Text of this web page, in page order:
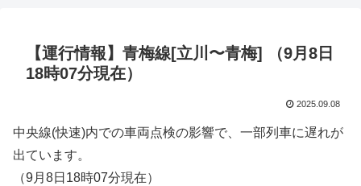
【運行情報】青梅線[立川〜青梅] （9月8日
18時07分現在）
2025.09.08
中央線(快速)内での車両点検の影響で、一部列車に遅れが
出ています。
（9月8日18時07分現在）